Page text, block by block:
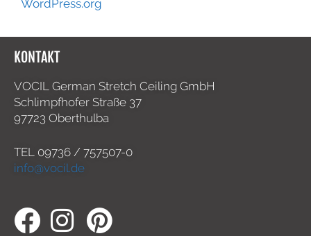
WordPress.org
KONTAKT
VOCIL German Stretch Ceiling GmbH
Schlimpfhofer Straße 37
97723 Oberthulba
TEL 09736 / 757507-0
info@vocil.de